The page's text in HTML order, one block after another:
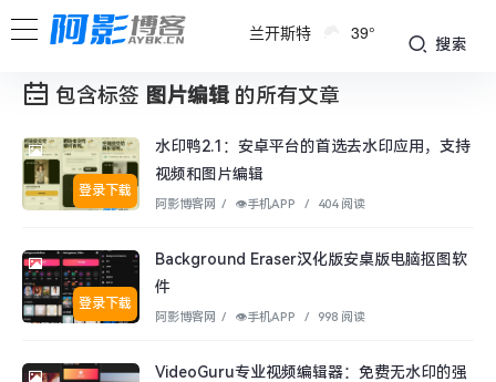
兰开斯特 39°
搜索
包含标签 图片编辑 的所有文章
登录下载
水印鸭2.1：安卓平台的首选去水印应用，支持
视频和图片编辑
阿影博客网 / 👁︎手机APP / 404 阅读
登录下载
Background Eraser汉化版安桌版电脑抠图软
件
阿影博客网 / 👁︎手机APP / 998 阅读
VideoGuru专业视频编辑器：免费无水印的强